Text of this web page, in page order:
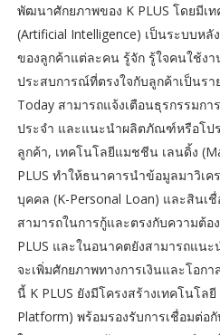
พัฒนาศักยภาพของ K PLUS โดยมีเ
(Artificial Intelligence) เป็นระบบห
ของลูกค้าแต่ละคน รู้จัก รู้ใจคนใช้ง
ประสบการณ์ที่ตรงใจกับลูกค้าเป็นรา
Today สามารถแจ้งเตือนธุรกรรมก
ประจำ และแนะนำผลิตภัณฑ์หรือโป
ลูกค้า, เทคโนโลยีแมชชีน เลนดิ้ง
PLUS ทำให้ธนาคารนำข้อมูลมาวิเ
บุคคล (K-Personal Loan) และสินเ
สามารถในการกู้และตรงกับความต้อ
PLUS และในอนาคตยังสามารถแน
จะเพิ่มศักยภาพทางการเงินและโอก
นี้ K PLUS ยังมีโครงสร้างเทคโนโล
Platform) พร้อมรองรับการเชื่อมต่อ